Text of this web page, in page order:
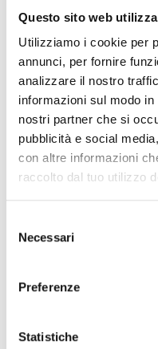
Questo sito web
Utilizziamo i cookie per
annunci, per fornire
analizzare il nostro
informazioni sul modo
nostri partner che si
pubblicità e social
con altre informazioni
raccolto dal tuo utilizzo
delNecessari
Preferenze
Statistiche
INGREDIENTI
albume d'UOVO,
FRUMENTO, fibra di
BURRO,
caprilico, L-leucina,
VALORI NUTRIZIONALI
Energia
- di cui acidi grassi saturi
Polioli